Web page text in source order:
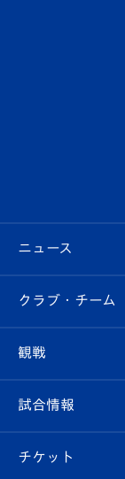
ニュース
すべて
クラブ
試合情報
クラブ・チーム
クラブ概要
観戦
観戦ルール
試合情報
試合日程/結果
チケット